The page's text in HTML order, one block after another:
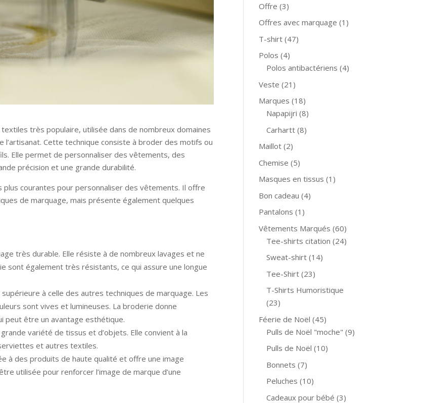
très populaire, utilisée dans de nombreux domaines
l’artisanat. Cette technique consiste à broder des motifs ou
Elle permet de personnaliser des vêtements, des
précision et une grande durabilité.
courantes pour personnaliser des vêtements. Il offre
de marquage, mais présente également quelques
très durable. Elle résiste à de nombreux lavages et ne
sont également très résistants, ce qui assure une longue
à celle des autres techniques de marquage. Les
sont vives et lumineuses. La broderie donne
peut être un avantage esthétique.
variété de tissus et d’objets. Elle convient à la
et autres textiles.
à des produits de haute qualité et offre une image
utilisée pour renforcer l’image de marque d’une
Offre (3)
Offres avec marquage (1)
T-shirt (47)
Polos (4)
Polos antibactériens (4)
Veste (21)
Marques (18)
Napapijri (8)
Carhartt (8)
Maillot (2)
Chemise (5)
Masques en tissus (1)
Bon cadeau (4)
Pantalons (1)
Vêtements Marqués (60)
Tee-shirts citation (24)
Sweat-shirt (14)
Tee-Shirt (23)
T-Shirts Humoristique
(23)
Féerie de Noël (45)
Pulls de Noël "moche" (9)
Pulls de Noël (10)
Bonnets (7)
Peluches (10)
Cadeaux pour bébé (3)